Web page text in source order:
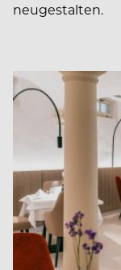
neugestalten.